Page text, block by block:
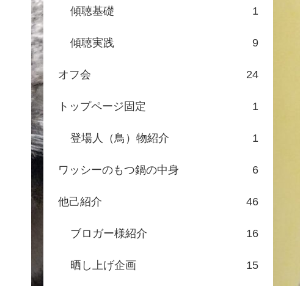
傾聴基礎 1
傾聴実践 9
オフ会 24
トップページ固定 1
登場人（鳥）物紹介 1
ワッシーのもつ鍋の中身 6
他己紹介 46
ブロガー様紹介 16
晒し上げ企画 15